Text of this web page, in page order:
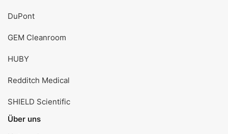
DuPont
GEM Cleanroom
HUBY
Redditch Medical
SHIELD Scientific
Über uns